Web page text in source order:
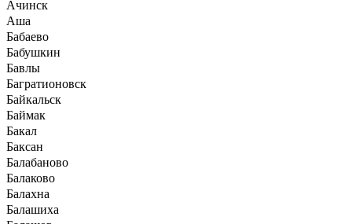
Ачинск
Аша
Бабаево
Бабушкин
Бавлы
Багратионовск
Байкальск
Баймак
Бакал
Баксан
Балабаново
Балаково
Балахна
Балашиха